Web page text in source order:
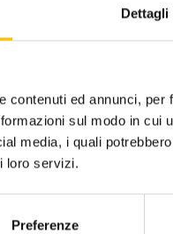
Dettagli
contenuti ed annunci,
sul modo in
media, i quali
loro servizi.
Preferenze
comeAcciaioe
sue opere. In questa